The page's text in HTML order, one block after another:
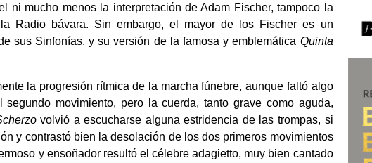
mucho menos la interpretación de Adam Fischer, tampoco la
Radio bávara. Sin embargo, el mayor de los Fischer es un
sus Sinfonías, y su versión de la famosa y emblemática Quinta
la progresión rítmica de la marcha fúnebre, aunque faltó algo
movimiento, pero la cuerda, tanto grave como aguda,
volvió a escucharse alguna estridencia de las trompas, si
y contrastó bien la desolación de los dos primeros movimientos
y ensoñador resultó el célebre adagietto, muy bien cantado